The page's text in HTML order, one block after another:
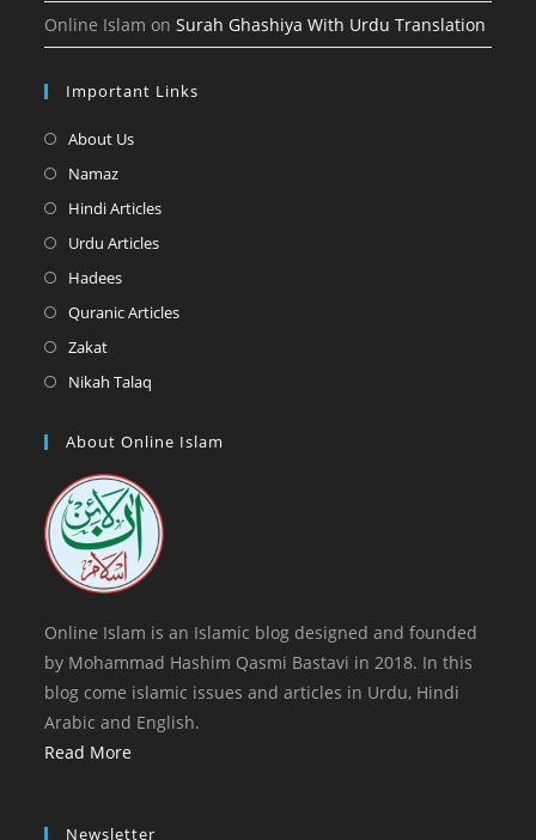
Online Islam onSurah Ghashiya With Urdu Translation
Important Links
About UsOpens
tab
NamazOpens
in
tab
Hindi ArticlesOpens
tab
Urdu ArticlesOpens
HadeesOpens
in
tab
Quranic ArticlesOpens
ZakatOpens
in
new
Nikah Talaq
a
tab
About Online Islam
Online Islam is an Islamic blog designed and founded
by Mohammad Hashim Qasmi Bastavi in 2018. In this
blog come islamic issues and articles in Urdu, Hindi
Arabic and English.
Read More
Newsletter